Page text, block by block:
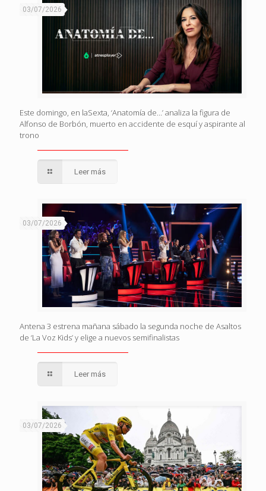
03/07/2026
Este domingo, en laSexta, ‘Anatomía de…’ analiza la figura de
Alfonso de Borbón, muerto en accidente de esquí y aspirante al
trono
Leer más
03/07/2026
Antena 3 estrena mañana sábado la segunda noche de Asaltos
de ‘La Voz Kids’ y elige a nuevos semifinalistas
Leer más
03/07/2026